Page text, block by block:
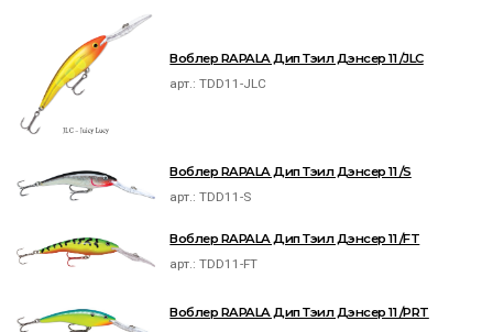
Воблер RAPALA Дип Тэил Дэнсер 11 /JLC
арт.:TDD11-JLC
Воблер RAPALA Дип Тэил Дэнсер 11 /S
арт.:TDD11-S
Воблер RAPALA Дип Тэил Дэнсер 11 /FT
арт.:TDD11-FT
Воблер RAPALA Дип Тэил Дэнсер 11 /PRT